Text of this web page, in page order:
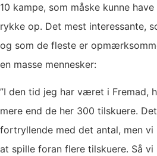
10 kampe, som måske kunne
rykke op. Det mest interessante,
og som de fleste er
en masse mennesker:
”I den tid jeg har været i Fremad,
mere end de her 300 tilskuere.
fortryllende med det antal, men vi
at spille foran flere tilskuere. Så